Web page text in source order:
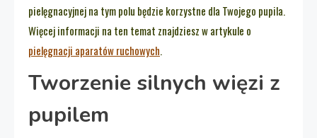
pielęgnacyjnej na tym polu będzie korzystne dla Twojego pupila.
Więcej informacji na ten temat znajdziesz w artykule o
pielęgnacji aparatów ruchowych.
Tworzenie silnych więzi z
pupilem